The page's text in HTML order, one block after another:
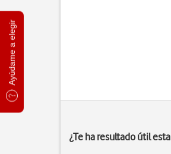
Ayúdame a elegir
¿Te ha resultado útil